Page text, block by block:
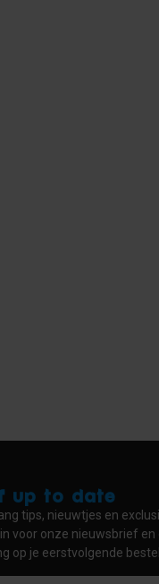
up to date
tips, nieuwtjes en
voor onze nieuwsbrief
op je eerstvolgende